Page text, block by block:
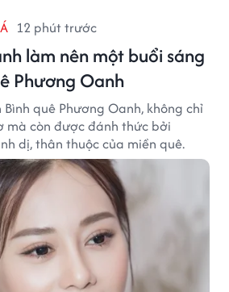
12 phút trước
làm nên một buổi sáng
Phương Oanh
quê Phương Oanh, không chỉ
mà còn được đánh thức bởi
dị, thân thuộc của miền quê.